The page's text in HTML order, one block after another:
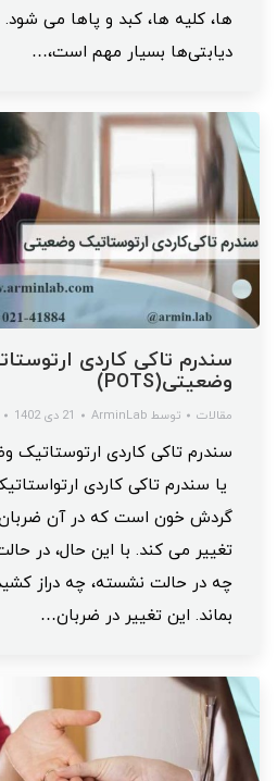
ها، کلیه ها، کبد و پاها می
دیابتی‌ها بسیار مهم است،…
سندرم تاکی کاردی
وضعیتی(POTS)
مقالات توسط ArminLab 21 دی 1402
یا سندرم تاکی کاردی
گردش خون است که در آن ضربان
تغییر می کند. با این حال، در
چه در حالت نشسته، چه دراز
بماند. این تغییر در ضربان…